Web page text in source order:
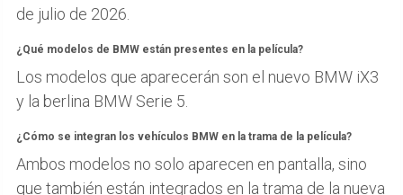
de julio de 2026.
¿Qué modelos de BMW están presentes en la película?
Los modelos que aparecerán son el nuevo BMW iX3
y la berlina BMW Serie 5.
¿Cómo se integran los vehículos BMW en la trama de la película?
Ambos modelos no solo aparecen en pantalla, sino
que también están integrados en la trama de la nueva